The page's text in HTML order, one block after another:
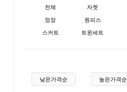
현재 상품 분류와 관련된 분류
전체 자켓
정장
원피스
스커트
트윈세트
상품 정렬낮은가격순 높은가격순